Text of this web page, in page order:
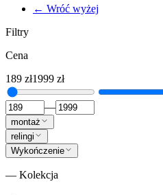
← Wróć wyżej
Filtry
Cena
189 zł1999 zł
—
montaż
relingi
Wykończenie
— Kolekcja